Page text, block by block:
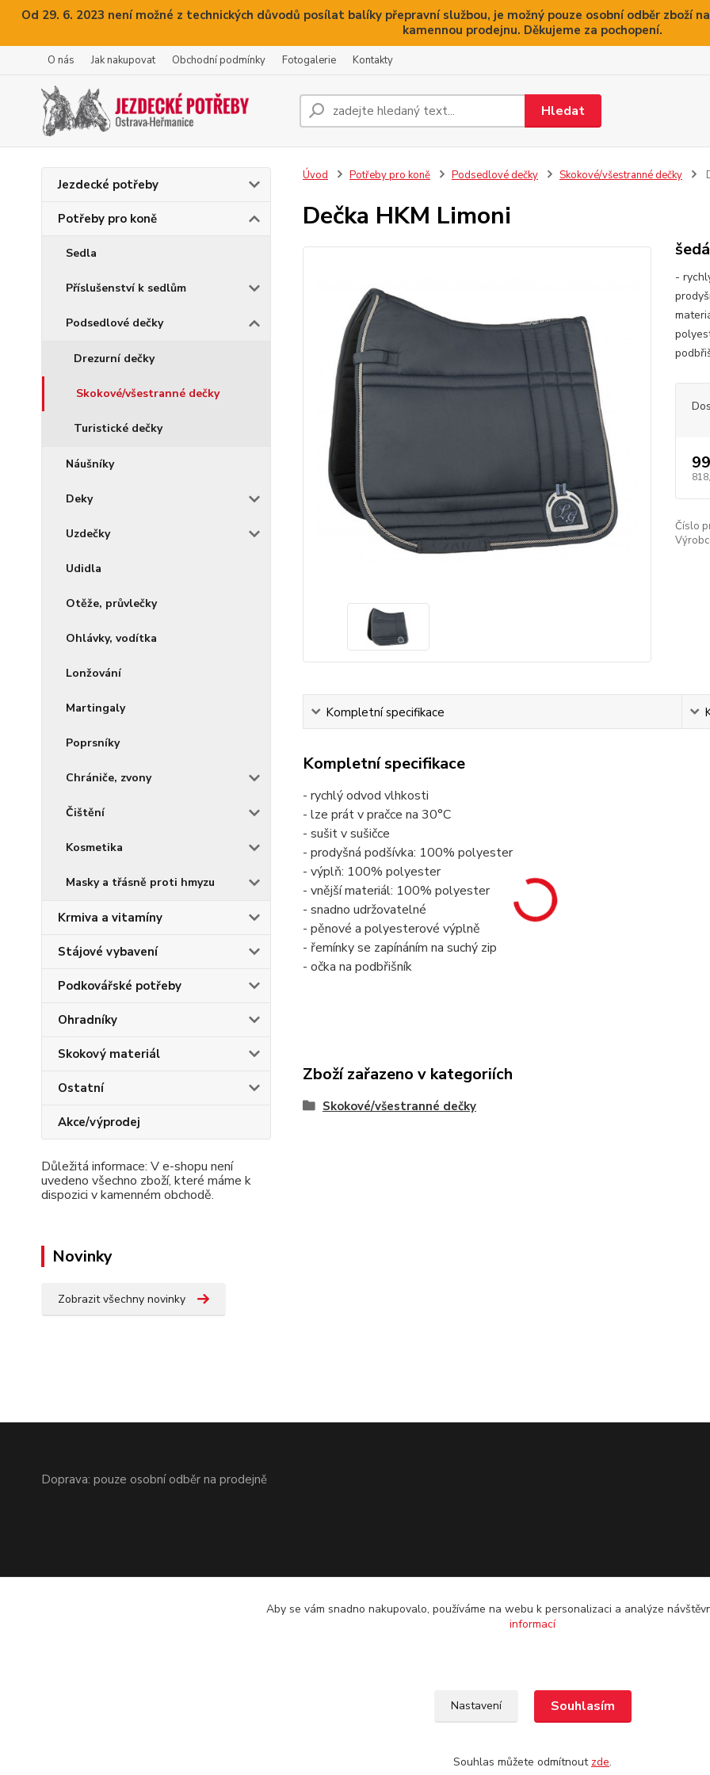
Od 29. 6. 2023 není možné z technických důvodů posílat balíky přepravní službou, je možný pouze osobní odběr zboží
kamennou prodejnu. Děkujeme za pochopení.
O nás Jak nakupovat Obchodní podmínky Fotogalerie Kontakty
Hledat
Jezdecké potřeby
Potřeby pro koně
Sedla
Příslušenství k sedlům
Podsedlové dečky
Drezurní dečky
Skokové/všestranné dečky
Turistické dečky
Náušníky
Deky
Uzdečky
Udidla
Otěže, průvlečky
Ohlávky, vodítka
Lonžování
Martingaly
Poprsníky
Chrániče, zvony
Čištění
Kosmetika
Masky a třásně proti hmyzu
Krmiva a vitamíny
Stájové vybavení
Podkovářské potřeby
Ohradníky
Skokový materiál
Ostatní
Akce/výprodej
Důležitá informace: V e-shopu není
uvedeno všechno zboží, které máme k
dispozici v kamenném obchodě.
Novinky
Zobrazit všechny novinky
Úvod Potřeby pro koně Podsedlové dečky Skokové/všestranné dečky
Dečka HKM Limoni
šedá
-
Číslo
Kompletní specifikace
Kompletní specifikace
- rychlý odvod vlhkosti
- lze prát v pračce na 30°C
- sušit v sušičce
- prodyšná podšívka: 100% polyester
- výplň: 100% polyester
- vnější materiál: 100% polyester
- snadno udržovatelné
- pěnové a polyesterové výplně
- řemínky se zapínáním na suchý zip
- očka na podbřišník
Zboží zařazeno v kategoriích
Skokové/všestranné dečky
Doprava: pouze osobní odběr na prodejně
Aby se vám snadno nakupovalo, používáme na webu k personalizaci a analýze
informací
Nastavení Souhlasím
Souhlas můžete odmítnout zde.